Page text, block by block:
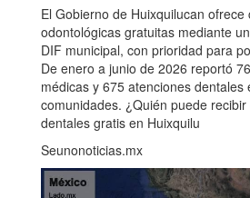
El Gobierno de Huixquilucan
odontológicas gratuitas mediante
DIF municipal, con prioridad para
De enero a junio de 2026 reportó
médicas y 675 atenciones dentales
comunidades. ¿Quién puede
dentales gratis en Huixquilu
Seunonoticias.mx